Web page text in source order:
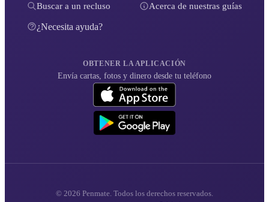
Buscar a un recluso Acerca de nuestras guías
¿Necesita ayuda?
OBTENER LA APLICACIÓN
Envía cartas, fotos y dinero desde tu teléfono
© 2026 Penmate. Todos los derechos reservados.